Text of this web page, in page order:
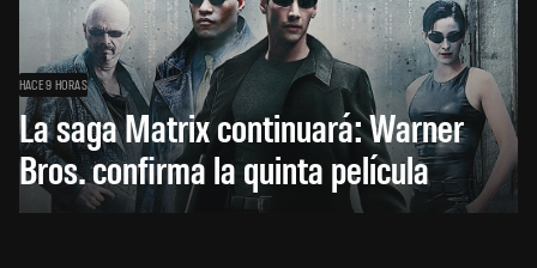
HACE 9 HORAS
La saga Matrix continuará: Warner
Bros. confirma la quinta película